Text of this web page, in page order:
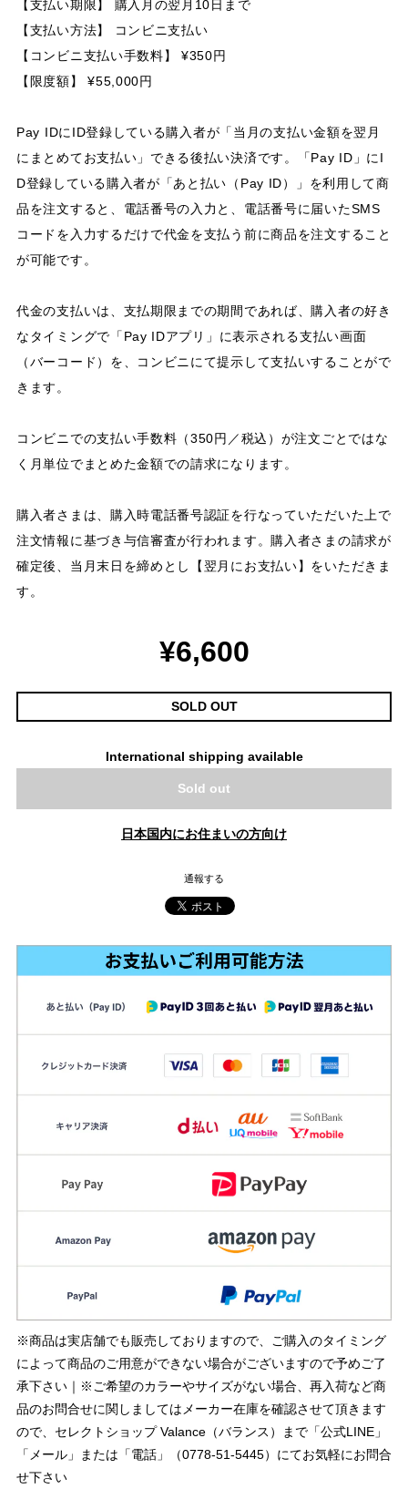
【支払い期限】 購入月の翌月10日まで
【支払い方法】 コンビニ支払い
【コンビニ支払い手数料】 ¥350円
【限度額】 ¥55,000円
Pay IDにID登録している購入者が「当月の支払い金額を翌月
にまとめてお支払い」できる後払い決済です。「Pay ID」にI
D登録している購入者が「あと払い（Pay ID）」を利用して商
品を注文すると、電話番号の入力と、電話番号に届いたSMS
コードを入力するだけで代金を支払う前に商品を注文すること
が可能です。
代金の支払いは、支払期限までの期間であれば、購入者の好き
なタイミングで「Pay IDアプリ」に表示される支払い画面
（バーコード）を、コンビニにて提示して支払いすることがで
きます。
コンビニでの支払い手数料（350円／税込）が注文ごとではな
く月単位でまとめた金額での請求になります。
購入者さまは、購入時電話番号認証を行なっていただいた上で
注文情報に基づき与信審査が行われます。購入者さまの請求が
確定後、当月末日を締めとし【翌月にお支払い】をいただきま
す。
¥6,600
SOLD OUT
International shipping available
Sold out
日本国内にお住まいの方向け
通報する
※商品は実店舗でも販売しておりますので、ご購入のタイミング
によって商品のご用意ができない場合がございますので予めご了
承下さい｜※ご希望のカラーやサイズがない場合、再入荷など商
品のお問合せに関しましてはメーカー在庫を確認させて頂きます
ので、セレクトショップ Valance（バランス）まで「公式LINE」
「メール」または「電話」（0778-51-5445）にてお気軽にお問合
せ下さい